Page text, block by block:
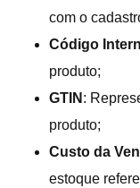
com o
Código
produto;
GTIN :
produto;
Custo da
estoque